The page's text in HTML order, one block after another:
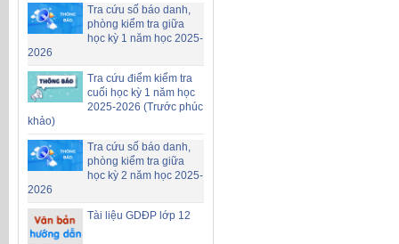
Tra cứu số báo danh,
phòng kiểm tra giữa
học kỳ 1 năm học 2025-
2026
Tra cứu điểm kiểm tra
cuối học kỳ 1 năm học
2025-2026 (Trước phúc
khảo)
Tra cứu số báo danh,
phòng kiểm tra giữa
học kỳ 2 năm học 2025-
2026
Tài liệu GDĐP lớp 12